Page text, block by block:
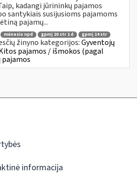
kadangi jūrininkų pajamos
santykiais susijusioms pajamoms
pajamų...
mėnesio npd gpmį 20 str 1 d
gpmį 14 str
žinyno kategorijos:Gyventojų
pajamos / išmokos (pagal
pajamos
informacija